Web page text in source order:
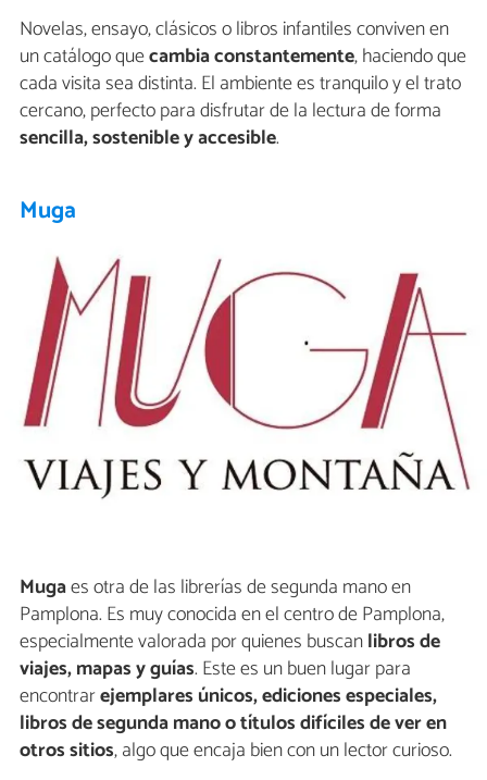
Novelas, ensayo, clásicos o libros infantiles conviven en
un catálogo quecambia constantemente, haciendo que
cada visita sea distinta. El ambiente es tranquilo y el trato
cercano, perfecto para disfrutar de la lectura de forma
sencilla, sostenible y accesible.
Muga
Mugaes otra de las librerías de segunda mano en
Pamplona. Es muy conocida en el centro de Pamplona,
especialmente valorada por quienes buscanlibros de
viajes, mapas y guías. Este es un buen lugar para
encontrarejemplares únicos, ediciones especiales,
libros de segunda mano o títulos difíciles de ver en
otros sitios, algo que encaja bien con un lector curioso.